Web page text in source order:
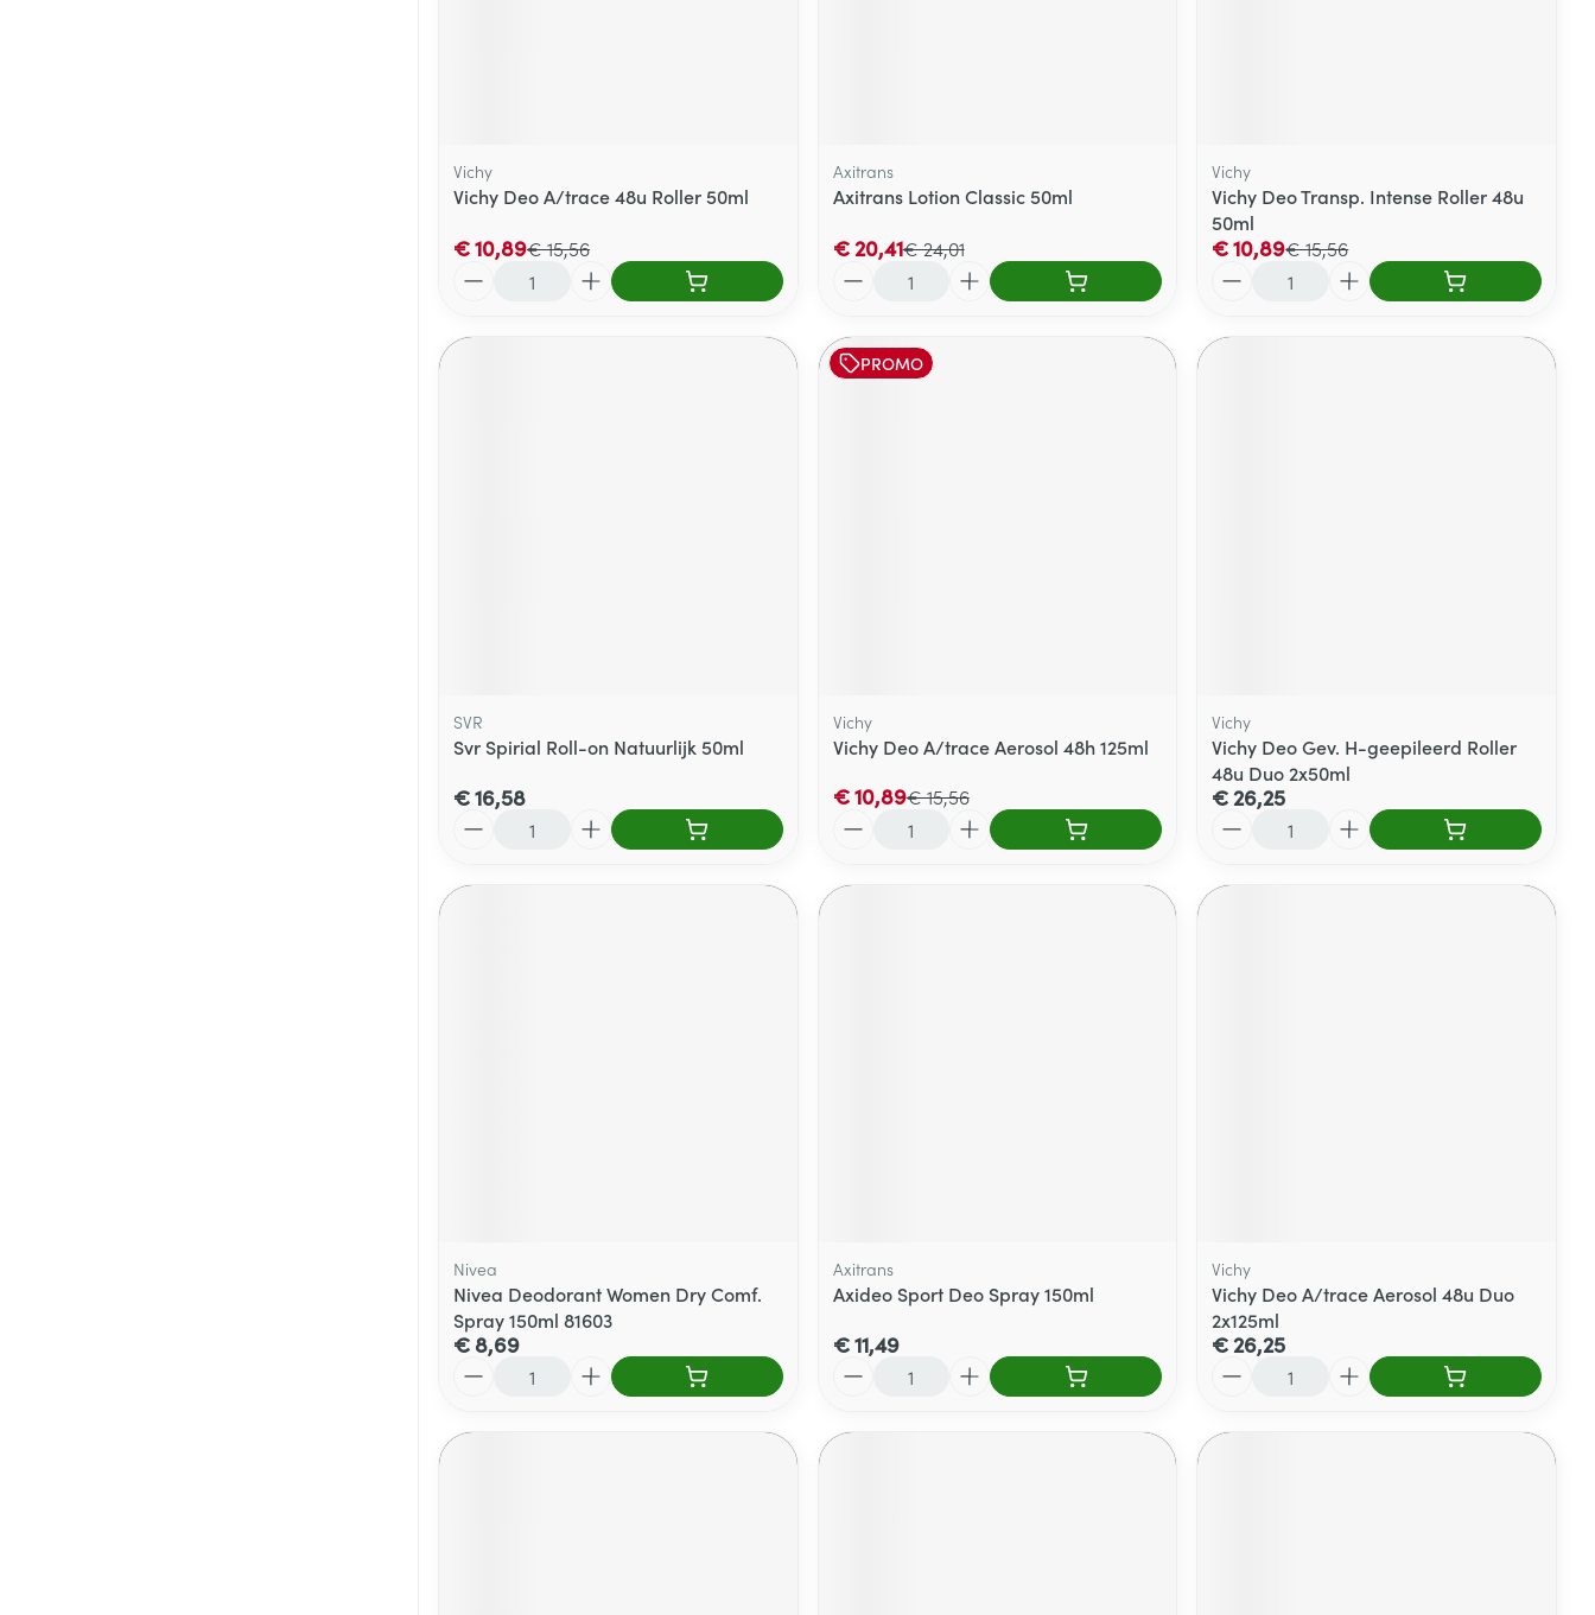
Vichy
Vichy Deo A/trace 48u Roller 50ml
€ 15,56
€ 10,89
Axitrans
Axitrans Lotion Classic 50ml
€ 24,01
€ 20,41
Vichy
Vichy Deo Transp. Intense Roller 48u
50ml
€ 15,56
€ 10,89
SVR
Svr Spirial Roll-on Natuurlijk 50ml
€ 16,58
PROMO
Vichy
Vichy Deo A/trace Aerosol 48h 125ml
€ 15,56
€ 10,89
Vichy
Vichy Deo Gev. H-geepileerd Roller
48u Duo 2x50ml
€ 26,25
Nivea
Nivea Deodorant Women Dry Comf.
Spray 150ml 81603
€ 8,69
Axitrans
Axideo Sport Deo Spray 150ml
€ 11,49
Vichy
Vichy Deo A/trace Aerosol 48u Duo
2x125ml
€ 26,25